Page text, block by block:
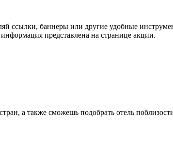
ссылки, баннеры или другие удобные
представлена на странице акции.
а также сможешь подобрать отель